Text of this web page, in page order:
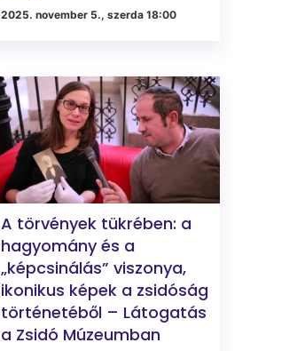
2025. november 5., szerda 18:00
A törvények tükrében: a
hagyomány és a
„képcsinálás” viszonya,
ikonikus képek a zsidóság
történetéből – Látogatás
a Zsidó Múzeumban